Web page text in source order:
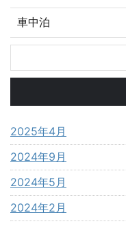
車中泊
2025年4月
2024年9月
2024年5月
2024年2月